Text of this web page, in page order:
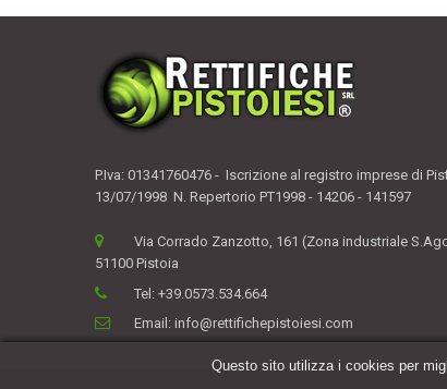
P.Iva: 01341760476 - Iscrizione al registro imprese di
13/07/1998 N. Repertorio PT1998 - 14206 - 141597
Via Corrado Zanzotto, 161 (Zona industriale
51100 Pistoia
Tel: +39.0573.534.664
Email: info@rettifichepistoiesi.com
Questo sito utilizza i cookies per